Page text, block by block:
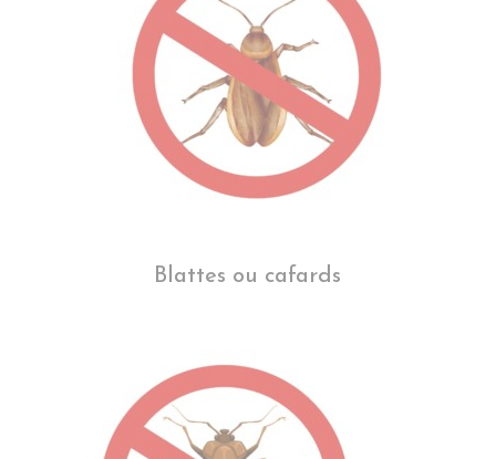
Blattes ou cafards